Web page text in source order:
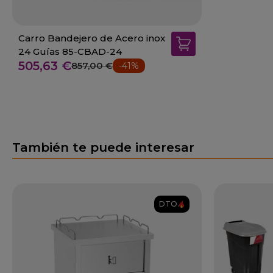
Carro Bandejero de Acero inox
24 Guías 85-CBAD-24
505,63 €857,00 € -41%
También te puede interesar
DTO.